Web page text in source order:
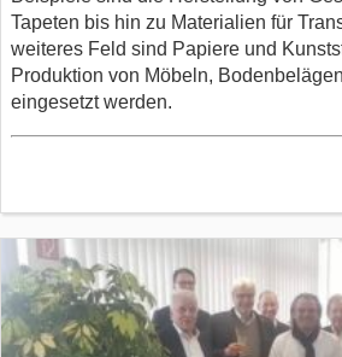
Tapeten bis hin zu Materialien für
weiteres Feld sind Papiere und
Produktion von Möbeln,
eingesetzt werden.